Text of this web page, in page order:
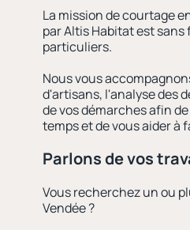
La mission de courtage
par Altis Habitat est sans
particuliers.
Nous vous
d'artisans, l'analyse des
de vos démarches afin
temps et de vous aider à
Parlons de vos
Vous recherchez un ou
Vendée ?